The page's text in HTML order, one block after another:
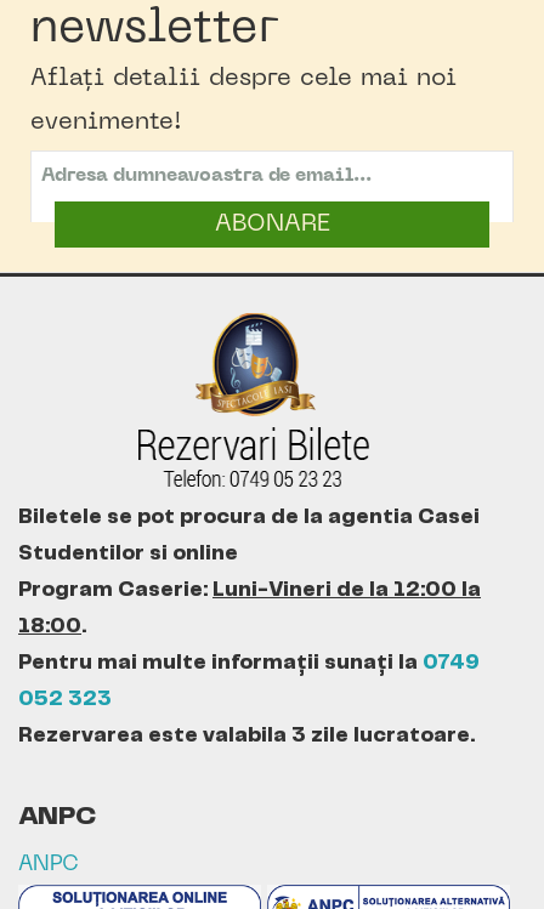
newsletter
Aflați detalii despre cele mai noi
evenimente!
ABONARE
Biletele se pot procura de la agentia Casei
Studentilor si online
Program Caserie: Luni-Vineri de la 12:00 la
18:00.
Pentru mai multe informații sunați la 0749
052 323
Rezervarea este valabila 3 zile lucratoare.
ANPC
ANPC